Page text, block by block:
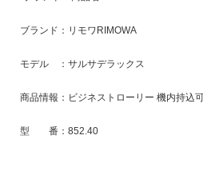
ブランド：リモワRIMOWA
モデル ：サルサデラックス
商品情報：ビジネストローリー 機内持込
型 番：852.40